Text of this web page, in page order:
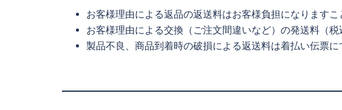
お客様理由による返品の返送料はお客様負担になりますこ
お客様理由による交換（ご注文間違いなど）の発送料（
製品不良、商品到着時の破損による返送料は着払い伝票に